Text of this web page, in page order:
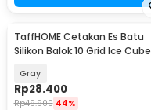
TaffHOME Cetakan Es Batu
Silikon Balok 10 Grid Ice Cube
Gray
Rp28.400
Rp49.900 44%